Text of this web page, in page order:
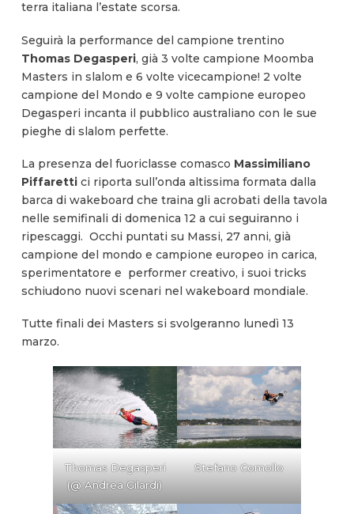
terra italiana l’estate scorsa.
Seguirà la performance del campione trentino
Thomas Degasperi, già 3 volte campione Moomba
Masters in slalom e 6 volte vicecampione! 2 volte
campione del Mondo e 9 volte campione europeo
Degasperi incanta il pubblico australiano con le sue
pieghe di slalom perfette.
La presenza del fuoriclasse comasco Massimiliano
Piffarettici riporta sull’onda altissima formata dalla
barca di wakeboard che traina gli acrobati della tavola
nelle semifinali di domenica 12 a cui seguiranno i
ripescaggi. Occhi puntati su Massi, 27 anni, già
campione del mondo e campione europeo in carica,
sperimentatore e performer creativo, i suoi tricks
schiudono nuovi scenari nel wakeboard mondiale.
Tutte finali dei Masters si svolgeranno lunedì 13
marzo.
Thomas Degasperi
(@ Andrea Gilardi)
Stefano Comollo